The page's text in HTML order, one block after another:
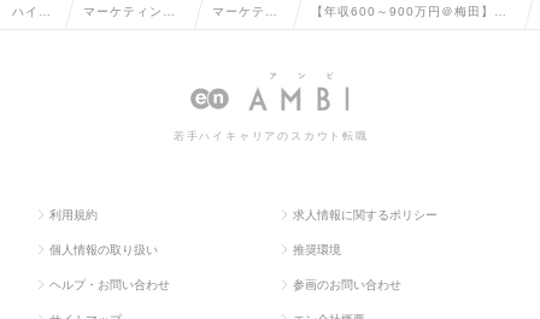
ハイク マーケティン マーケティ
企画の転職
【年収600～900万円＠梅田】不
ーケティング◎の求人情報
若手ハイキャリアのスカウト転職
利用規約 求人情報に関するポリシー
個人情報の取り扱い 推奨環境
ヘルプ・お問い合わせ 参画のお問い合わせ